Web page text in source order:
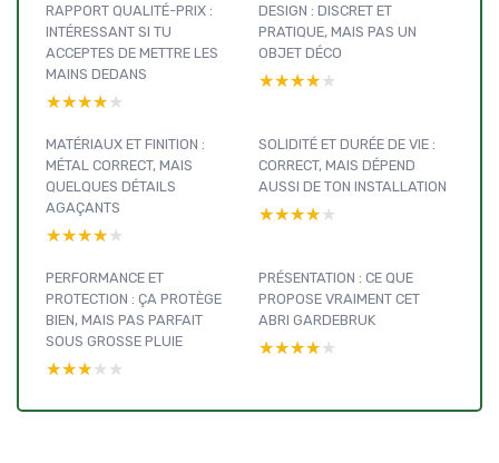
RAPPORT QUALITÉ-PRIX :
INTÉRESSANT SI TU
ACCEPTES DE METTRE LES
MAINS DEDANS
★★★★★
★★★★★
DESIGN : DISCRET ET
PRATIQUE, MAIS PAS UN
OBJET DÉCO
★★★★★
★★★★★
MATÉRIAUX ET FINITION :
MÉTAL CORRECT, MAIS
QUELQUES DÉTAILS
AGAÇANTS
★★★★★
★★★★★
SOLIDITÉ ET DURÉE DE VIE :
CORRECT, MAIS DÉPEND
AUSSI DE TON INSTALLATION
★★★★★
★★★★★
PERFORMANCE ET
PROTECTION : ÇA PROTÈGE
BIEN, MAIS PAS PARFAIT
SOUS GROSSE PLUIE
★★★★★
★★★★★
PRÉSENTATION : CE QUE
PROPOSE VRAIMENT CET
ABRI GARDEBRUK
★★★★★
★★★★★